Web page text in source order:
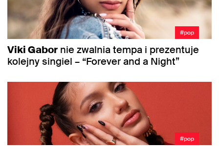
#pop
Viki Gabor nie zwalnia tempa i prezentuje
kolejny singiel – “Forever and a Night”
#pop